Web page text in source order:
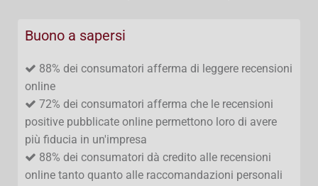
Buono a sapersi
88% dei consumatori afferma di leggere recensioni
online
72% dei consumatori afferma che le recensioni
positive pubblicate online permettono loro di avere
più fiducia in un'impresa
88% dei consumatori dà credito alle recensioni
online tanto quanto alle raccomandazioni personali